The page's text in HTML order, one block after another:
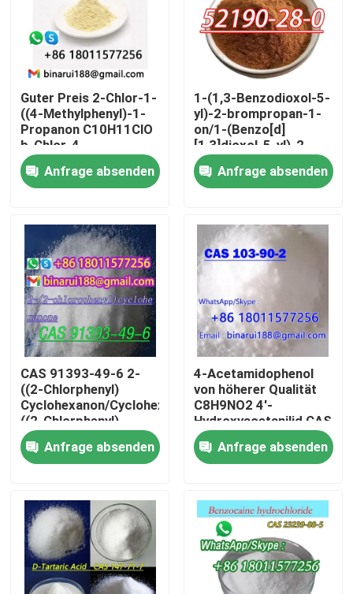
Zu Hause
Produkte
Videos
Über uns
Werksbesichtigung
Qualitätskontrolle
Bitte um ein Angebot
Anorganische Chemikalien-Rohstoff
Feinchemikalienvermittler
Guter Preis 2-Chlor-1-
((4-Methylphenyl)-1-
Propanon C10H11ClO
b-Chlor-4-
Methylpropiophenon
Cas 69673-92-3
Anfrage absenden
1-(1,3-Benzodioxol-5-
yl)-2-brompropan-1-
on/1-(Benzo[d]
[1,3]dioxol-5-yl)-2-
brompropan-1-on
CAS 52190 -28-0
Anfrage absenden
CAS 91393-49-6 2-
((2-Chlorphenyl)
Cyclohexanon/Cyclohexanon,2-
((2-Chlorphenyl)
Anfrage absenden
4-Acetamidophenol
von höherer Qualität
C8H9NO2 4'-
Hydroxyacetanilid CAS
103-90-2
Anfrage absenden